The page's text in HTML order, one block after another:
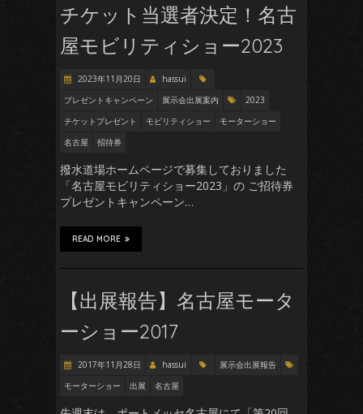
チケット当選者決定！名古
屋モビリティショー2023
2023年11月20日
hassui
プレゼントキャンペーン
展示会出展案内
2023
チケットプレゼント
モビリティショー
モーターショー
名古屋
招待券
撥水道場ホームページで募集しておりました
「名古屋モビリティショー2023」の ご招待券
プレゼントキャンペーン…
READ MORE
【出展報告】名古屋モータ
ーショー2017
2017年11月28日 hassui
展示会出展報告
モーターショー
出展 名古屋